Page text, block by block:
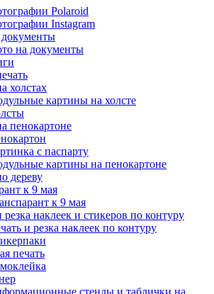
Polaroid
Instagram
на документы
холстах
картины на холсте
пенокартоне
с паспарту
картины на пенокартоне
дереву
к 9 мая
к 9 мая
резка наклеек и стикеров по контуру
и резка наклеек по контуру
печать
стенды и таблички на